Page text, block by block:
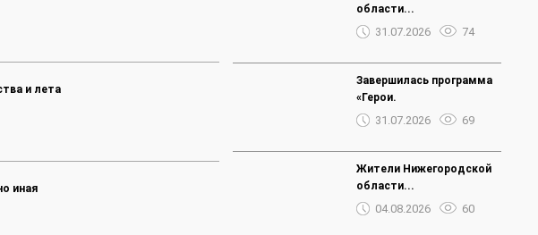
и лета
иная
области...
31.07.2026 74
Завершилась программа
«Герои.
31.07.2026 69
Жители Нижегородской
области...
04.08.2026 60